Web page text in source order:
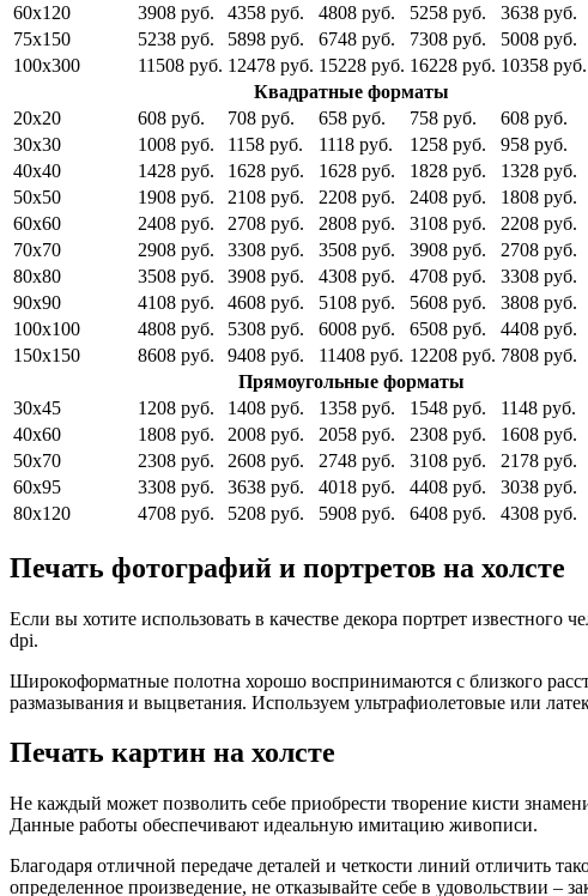
60x120
3908 руб. 4358 руб. 4808 руб. 5258 руб. 3638 руб.
75x150
5238 руб. 5898 руб. 6748 руб. 7308 руб. 5008 руб.
100x300
11508 руб. 12478 руб. 15228 руб. 16228 руб. 10358 руб.
Квадратные форматы
20x20
608 руб. 708 руб. 658 руб. 758 руб. 608 руб.
30x30
1008 руб. 1158 руб. 1118 руб. 1258 руб. 958 руб.
40x40
1428 руб. 1628 руб. 1628 руб. 1828 руб. 1328 руб.
50x50
1908 руб. 2108 руб. 2208 руб. 2408 руб. 1808 руб.
60x60
2408 руб. 2708 руб. 2808 руб. 3108 руб. 2208 руб.
70x70
2908 руб. 3308 руб. 3508 руб. 3908 руб. 2708 руб.
80x80
3508 руб. 3908 руб. 4308 руб. 4708 руб. 3308 руб.
90x90
4108 руб. 4608 руб. 5108 руб. 5608 руб. 3808 руб.
100x100
4808 руб. 5308 руб. 6008 руб. 6508 руб. 4408 руб.
150x150
8608 руб. 9408 руб. 11408 руб. 12208 руб. 7808 руб.
Прямоугольные форматы
30x45
1208 руб. 1408 руб. 1358 руб. 1548 руб. 1148 руб.
40x60
1808 руб. 2008 руб. 2058 руб. 2308 руб. 1608 руб.
50x70
2308 руб. 2608 руб. 2748 руб. 3108 руб. 2178 руб.
60x95
3308 руб. 3638 руб. 4018 руб. 4408 руб. 3038 руб.
80x120
4708 руб. 5208 руб. 5908 руб. 6408 руб. 4308 руб.
Печать фотографий и портретов на холсте
Если вы хотите использовать в качестве декора портрет
dpi.
Широкоформатные полотна хорошо воспринимаются с близкого
размазывания и выцветания. Используем ультрафиолетовые или
Печать картин на холсте
Не каждый может позволить себе приобрести творение кисти
Данные работы обеспечивают идеальную имитацию живописи.
Благодаря отличной передаче деталей и четкости линий отличить
определенное произведение, не отказывайте себе в удовольствии –